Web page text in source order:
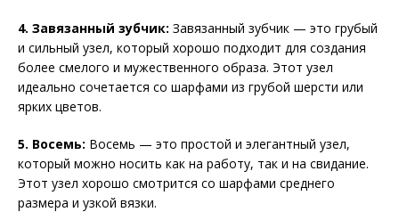
4. Завязанный зубчик: Завязанный зубчик — это грубый
и сильный узел, который хорошо подходит для создания
более смелого и мужественного образа. Этот узел
идеально сочетается со шарфами из грубой шерсти или
ярких цветов.
5. Восемь: Восемь — это простой и элегантный узел,
который можно носить как на работу, так и на свидание.
Этот узел хорошо смотрится со шарфами среднего
размера и узкой вязки.